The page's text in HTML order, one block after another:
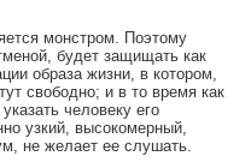
монстром. Поэтому
будет защищать как
образа жизни, в котором,
свободно; и в то время как
человеку его
узкий, высокомерный,
не желает ее слушать.